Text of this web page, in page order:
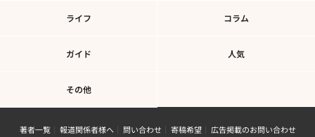
ライフ コラム
ガイド 人気
その他
著者一覧 報道関係者様へ 問い合わせ 寄稿希望
広告掲載のお問い合わせ